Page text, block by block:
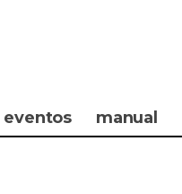
eventos manual